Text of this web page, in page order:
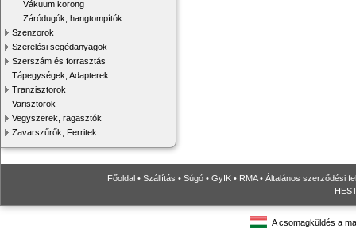
Vákuum korong
Záródugók, hangtompítók
Szenzorok
Szerelési segédanyagok
Szerszám és forrasztás
Tápegységek, Adapterek
Tranzisztorok
Varisztorok
Vegyszerek, ragasztók
Zavarszűrők, Ferritek
Főoldal • Szállítás • Súgó • GyIK • RMA• Általános szerződési
A csomagküldés a